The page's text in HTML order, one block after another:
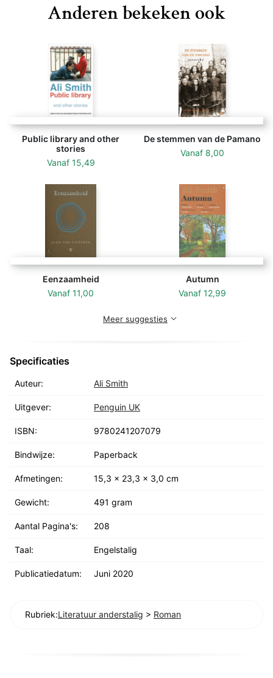
Anderen bekeken ook
Public library and other
stories
Vanaf 15,49
De stemmen van de Pamano
Vanaf 8,00
Eenzaamheid
Vanaf 11,00
Autumn
Vanaf 12,99
Meer suggesties
Specificaties
Auteur: Ali Smith
Uitgever: Penguin UK
ISBN: 9780241207079
Bindwijze: Paperback
Afmetingen: 15,3 x 23,3 x 3,0 cm
Gewicht: 491 gram
Aantal Pagina's: 208
Taal: Engelstalig
Publicatiedatum: Juni 2020
Rubriek:Literatuur anderstalig > Roman